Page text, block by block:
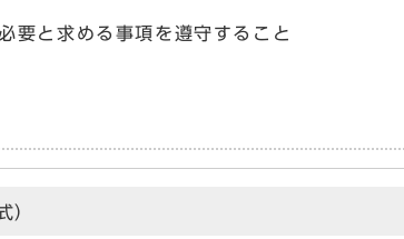
要と求める事項を遵守すること
）